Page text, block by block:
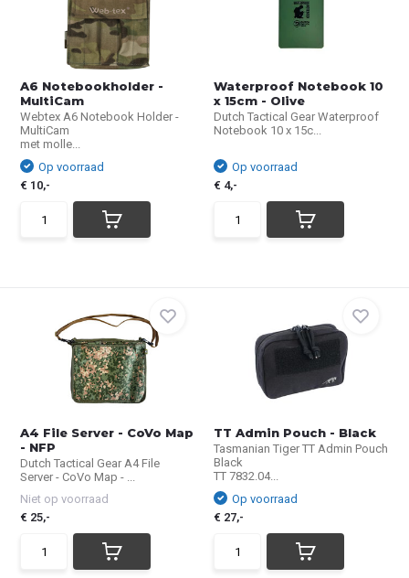
A6 Notebookholder -
MultiCam
Webtex A6 Notebook Holder -
MultiCam
met molle...
Op voorraad
€ 10,-
Waterproof Notebook 10
x 15cm - Olive
Dutch Tactical Gear Waterproof
Notebook 10 x 15c...
Op voorraad
€ 4,-
A4 File Server - CoVo Map
- NFP
Dutch Tactical Gear A4 File
Server - CoVo Map - ...
Niet op voorraad
€ 25,-
TT Admin Pouch - Black
Tasmanian Tiger TT Admin Pouch
Black
TT 7832.04...
Op voorraad
€ 27,-